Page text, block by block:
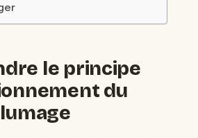
le principe
du